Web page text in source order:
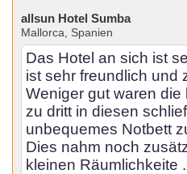
allsun Hotel Sumba
Mallorca, Spanien
Das Hotel an sich ist
ist sehr freundlich und
Weniger gut waren die
zu dritt in diesen
unbequemes Notbett
Dies nahm noch
kleinen Räumlichkeite